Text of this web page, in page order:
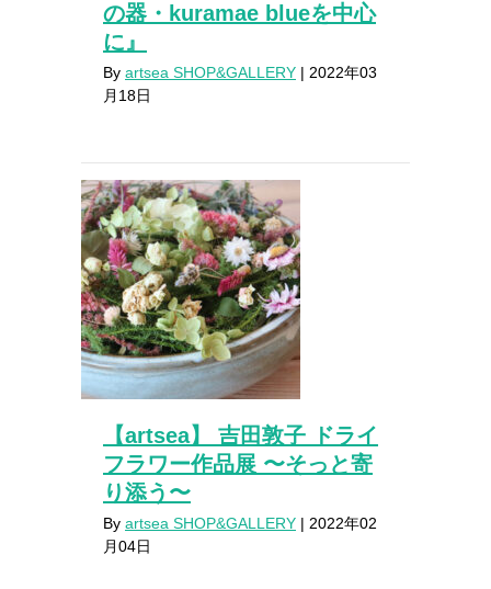
の器・kuramae blueを中心
に』
By artsea SHOP&GALLERY | 2022年03
月18日
【artsea】 吉田敦子 ドライ
フラワー作品展 〜そっと寄
り添う〜
By artsea SHOP&GALLERY | 2022年02
月04日